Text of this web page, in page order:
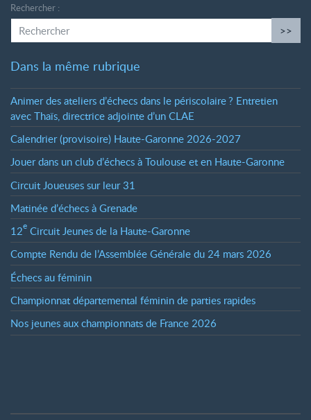
Rechercher :
>>
Dans la même rubrique
Animer des ateliers d’échecs dans le périscolaire ? Entretien
avec Thaïs, directrice adjointe d’un CLAE
Calendrier (provisoire) Haute-Garonne 2026-2027
Jouer dans un club d’échecs à Toulouse et en Haute-Garonne
Circuit Joueuses sur leur 31
Matinée d’échecs à Grenade
12e Circuit Jeunes de la Haute-Garonne
Compte Rendu de l’Assemblée Générale du 24 mars 2026
Échecs au féminin
Championnat départemental féminin de parties rapides
Nos jeunes aux championnats de France 2026